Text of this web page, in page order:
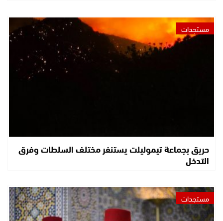
مستجدات
حريق بجماعة تيموليلت يستنفر مختلف السلطات وفرق
التدخل
مستجدات